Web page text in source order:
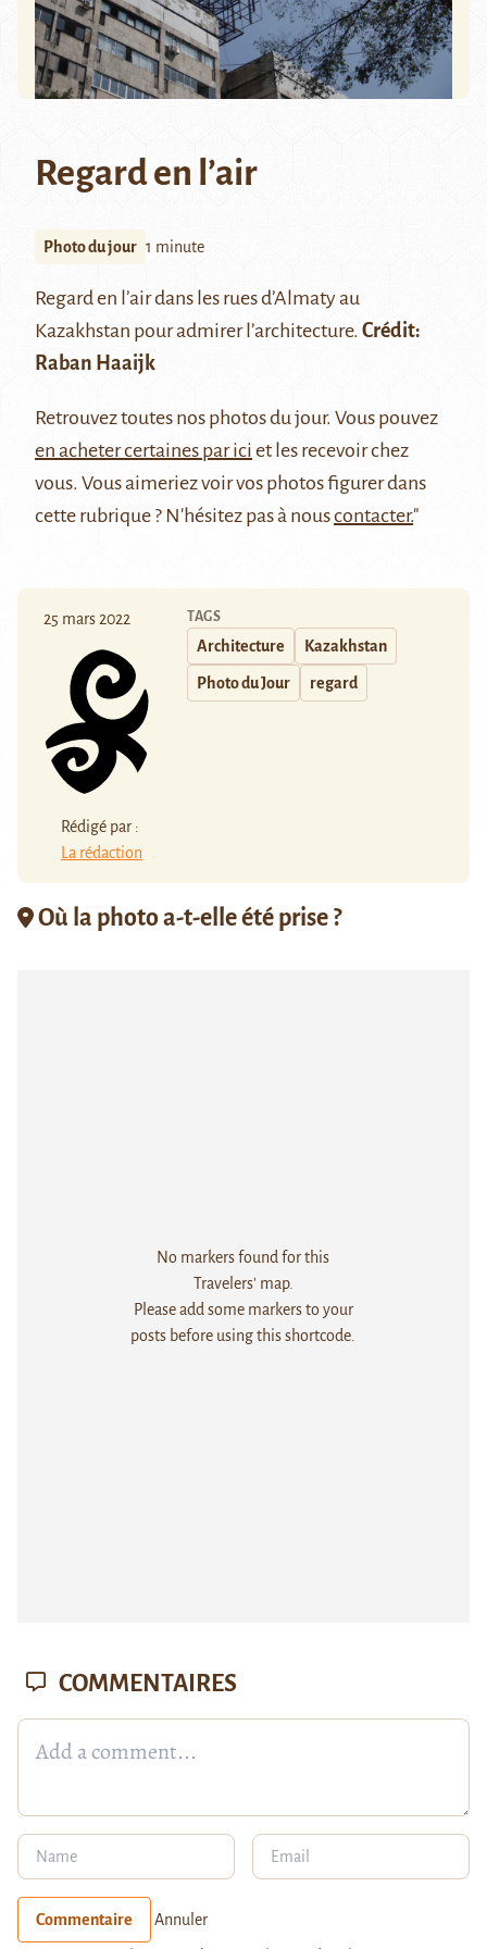
Regard en l’air
Photo du jour 1 minute
Regard en l’air dans les rues d’Almaty au
Kazakhstan pour admirer l’architecture. Crédit:
Raban Haaijk
Retrouveztoutes nos photos du jour. Vous pouvez
en acheter certaines par ici et les recevoir chez
vous. Vous aimeriez voir vos photos figurer dans
cette rubrique ? N'hésitez pas à nouscontacter."
25 mars 2022
Rédigé par :
La rédaction
TAGS
Architecture Kazakhstan
Photo du Jour regard
Où la photo a-t-elle été prise ?
No markers found for this
Travelers' map.
Please add some markers to your
posts before using this shortcode.
COMMENTAIRES
Commentaire Annuler